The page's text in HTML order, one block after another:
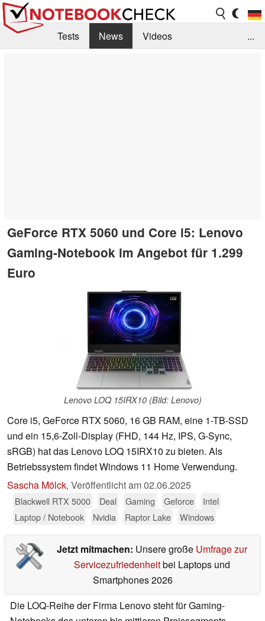
Tests News
Videos
...
GeForce RTX 5060 und Core i5: Lenovo
Gaming-Notebook im Angebot für 1.299
Euro
Lenovo LOQ 15IRX10 (Bild: Lenovo)
Core i5, GeForce RTX 5060, 16 GB RAM, eine 1-TB-SSD
und ein 15,6-Zoll-Display (FHD, 144 Hz, IPS, G-Sync,
sRGB) hat das Lenovo LOQ 15IRX10 zu bieten. Als
Betriebssystem findet Windows 11 Home Verwendung.
Sascha Mölck, Veröffentlicht am02.06.2025
Blackwell RTX 5000 Deal Gaming Geforce
Intel
Laptop / Notebook
Nvidia Raptor Lake Windows
Jetzt mitmachen: Unsere große Umfrage zur
Servicezufriedenheitbei Laptops und
Smartphones 2026
Die LOQ-Reihe der Firma Lenovo steht für Gaming-